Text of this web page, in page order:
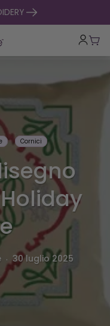
Cornici
. 30 luglio 2025